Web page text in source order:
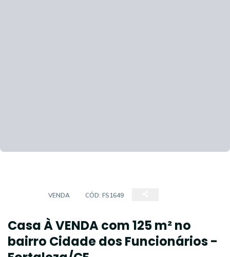
VENDA CÓD: FS1649
Casa À VENDA com 125 m² no
bairro Cidade dos Funcionários -